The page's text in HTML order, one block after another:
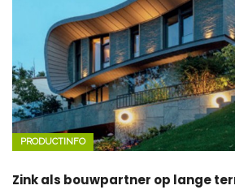
PRODUCTINFO
Zink als bouwpartner op lange